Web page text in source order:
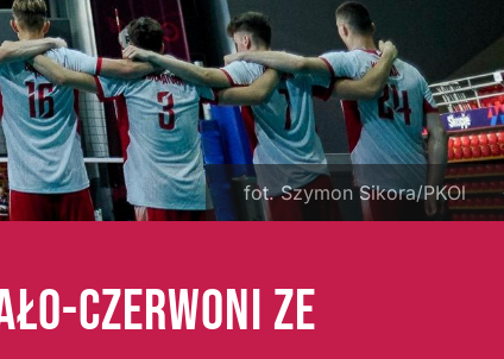
fot. Szymon Sikora/PKOl
CZERWONI ZE